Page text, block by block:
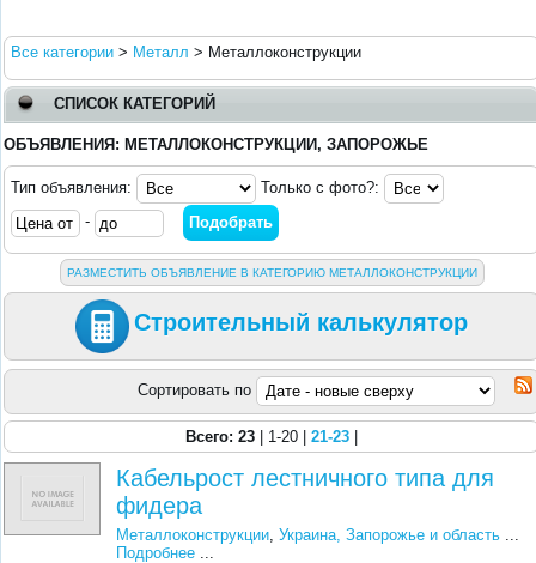
Все категории > Металл > Металлоконструкции
СПИСОК КАТЕГОРИЙ
ОБЪЯВЛЕНИЯ: МЕТАЛЛОКОНСТРУКЦИИ, ЗАПОРОЖЬЕ
Тип объявления:
Только с фото?:
-
РАЗМЕСТИТЬ ОБЪЯВЛЕНИЕ В КАТЕГОРИЮ МЕТАЛЛОКОНСТРУКЦИИ
Строительный калькулятор
Сортировать по
Всего: 23 | 1-20 | 21-23
Кабельрост лестничного типа для
фидера
Металлоконструкции,Украина, Запорожье и область ...
Подробнее ...